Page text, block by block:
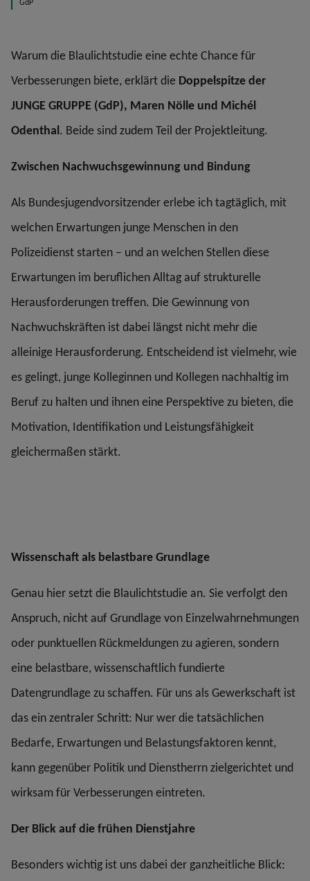
GdP
Warum die Blaulichtstudie eine echte Chance für
Verbesserungen biete, erklärt die Doppelspitze der
JUNGE GRUPPE (GdP), Maren Nölle und Michél
Odenthal. Beide sind zudem Teil der Projektleitung.
Zwischen Nachwuchsgewinnung und Bindung
Als Bundesjugendvorsitzender erlebe ich tagtäglich, mit
welchen Erwartungen junge Menschen in den
Polizeidienst starten – und an welchen Stellen diese
Erwartungen im beruflichen Alltag auf strukturelle
Herausforderungen treffen. Die Gewinnung von
Nachwuchskräften ist dabei längst nicht mehr die
alleinige Herausforderung. Entscheidend ist vielmehr, wie
es gelingt, junge Kolleginnen und Kollegen nachhaltig im
Beruf zu halten und ihnen eine Perspektive zu bieten, die
Motivation, Identifikation und Leistungsfähigkeit
gleichermaßen stärkt.
Wissenschaft als belastbare Grundlage
Genau hier setzt die Blaulichtstudie an. Sie verfolgt den
Anspruch, nicht auf Grundlage von Einzelwahrnehmungen
oder punktuellen Rückmeldungen zu agieren, sondern
eine belastbare, wissenschaftlich fundierte
Datengrundlage zu schaffen. Für uns als Gewerkschaft ist
das ein zentraler Schritt: Nur wer die tatsächlichen
Bedarfe, Erwartungen und Belastungsfaktoren kennt,
kann gegenüber Politik und Dienstherrn zielgerichtet und
wirksam für Verbesserungen eintreten.
Der Blick auf die frühen Dienstjahre
Besonders wichtig ist uns dabei der ganzheitliche Blick: